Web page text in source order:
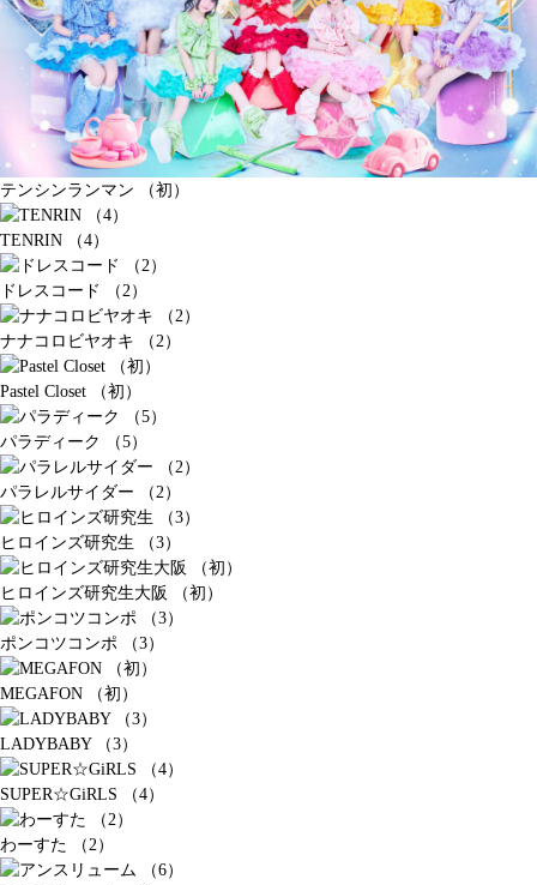
テンシンランマン （初）
TENRIN （4）
ドレスコード （2）
ナナコロビヤオキ （2）
Pastel Closet （初）
パラディーク （5）
パラレルサイダー （2）
ヒロインズ研究生 （3）
ヒロインズ研究生大阪 （初）
ポンコツコンポ （3）
MEGAFON （初）
LADYBABY （3）
SUPER☆GiRLS （4）
わーすた （2）